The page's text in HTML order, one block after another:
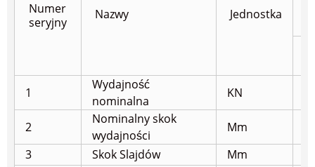
Numer
seryjny
Nazwy Jednostka
1
Wydajność
nominalna
KN
2
Nominalny skok
wydajności
Mm
3
Skok Slajdów Mm